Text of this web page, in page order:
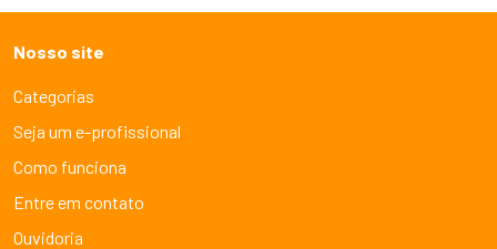
Nosso site
Categorias
Seja um e-profissional
Como funciona
Entre em contato
Ouvidoria